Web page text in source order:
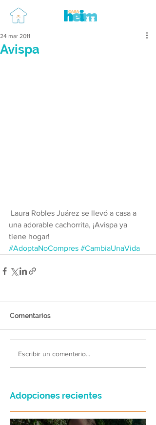
Avispa
24 mar 2011
una adorable cachorrita, ¡Avispa ya
tiene hogar!
#AdoptaNoCompres #CambiaUnaVida
Comentarios
Escribir un comentario...
Adopciones recientes